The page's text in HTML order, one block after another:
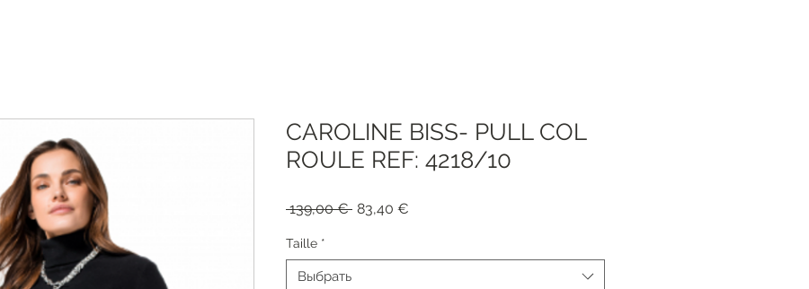
CAROLINE BISS- PULL COL
ROULE REF: 4218/10
139,00 € Обычная
83,40 €
Taille *
Выбрать